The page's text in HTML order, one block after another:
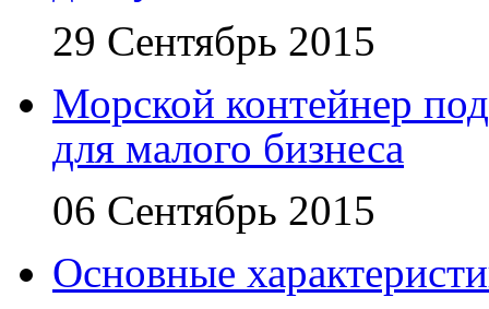
29 Сентябрь 2015
Морской контейнер
для малого бизнеса
06 Сентябрь 2015
Основные